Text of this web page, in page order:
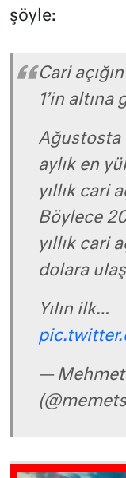
şöyle:
Cari
1’in altına
Ağustosta
aylık en
yıllık cari
Böylece
yıllık cari
dolara
Yılın ilk…
—